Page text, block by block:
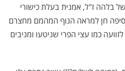
של בלהה ז"ל, אמנית בעלת כישורי
חן למראה הנוף המהמם מחצרם
כמו עצי הפרי שניטעו ומניבים